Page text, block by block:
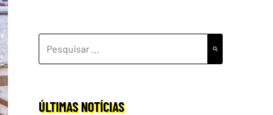
POR:
ÚLTIMAS NOTÍCIAS